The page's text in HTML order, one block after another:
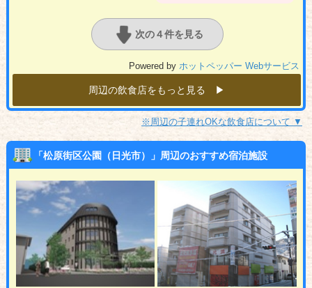
次の４件を見る
Powered by ホットペッパー Webサービス
周辺の飲食店をもっと見る ▶︎
※周辺の子連れOKな飲食店について ▼
「松原街区公園（日光市）」周辺のおすすめ宿泊施設